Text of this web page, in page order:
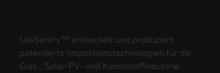
LiteSentry™ entwickelt und produziert
patentierte Inspektionstechnologien für die
Glas-, Solar-PV- und Kunststoffindustrie.